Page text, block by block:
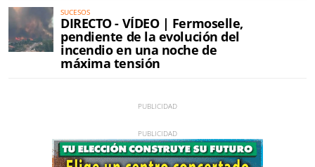
SUCESOS
DIRECTO - VÍDEO | Fermoselle,
pendiente de la evolución del
incendio en una noche de
máxima tensión